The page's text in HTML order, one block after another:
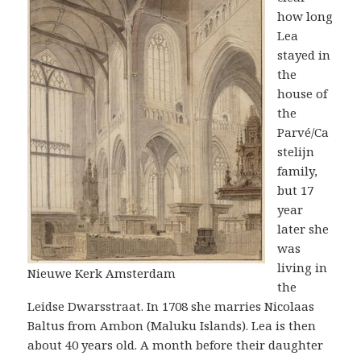
Nieuwe Kerk Amsterdam
how long
Lea
stayed in
the
house of
the
Parvé/Ca
stelijn
family,
but 17
year
later she
was
living in
the
Leidse Dwarsstraat. In 1708 she marries Nicolaas
Baltus from Ambon (Maluku Islands). Lea is then
about 40 years old. A month before their daughter